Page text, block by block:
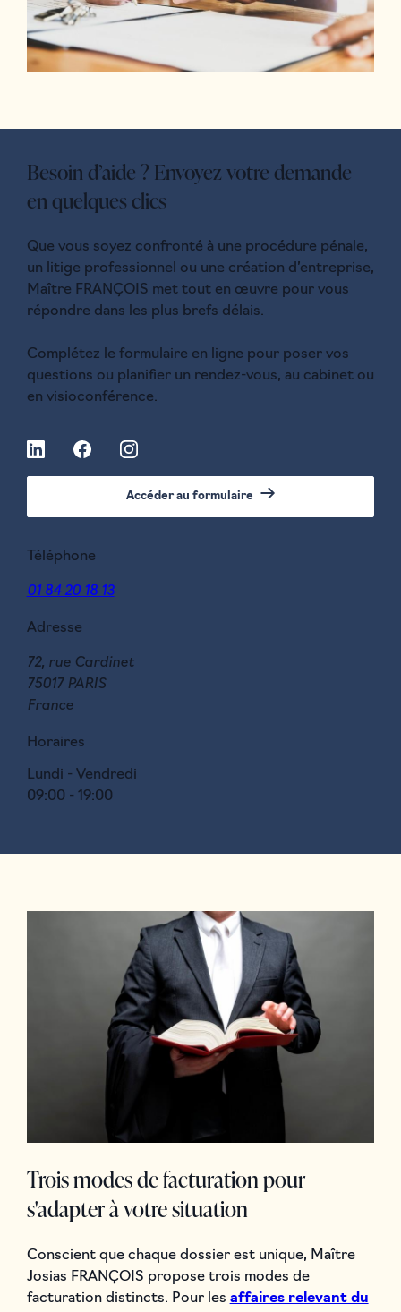
Besoin d’aide ? Envoyez votre demande
en quelques clics
Que vous soyez confronté à une procédure pénale,
un litige professionnel ou une création d’entreprise,
Maître FRANÇOIS met tout en œuvre pour vous
répondre dans les plus brefs délais.
Complétez le formulaire en ligne pour poser vos
questions ou planifier un rendez-vous, au cabinet ou
en visioconférence.
Accéder au formulaire
Téléphone
01 84 20 18 13
Adresse
72, rue Cardinet
75017 PARIS
France
Horaires
Lundi - Vendredi
09:00 - 19:00
Trois modes de facturation pour
s'adapter à votre situation
Conscient que chaque dossier est unique, Maître
Josias FRANÇOIS propose trois modes de
facturation distincts. Pour les affaires relevant du